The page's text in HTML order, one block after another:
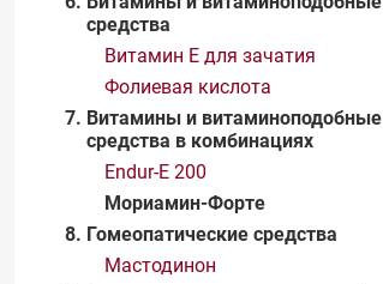
средства
Витамин Е для зачатия
Фолиевая кислота
Витамины и витаминоподобные
средства в комбинациях
Endur-E 200
Мориамин-Форте
Гомеопатические средства
Мастодинон